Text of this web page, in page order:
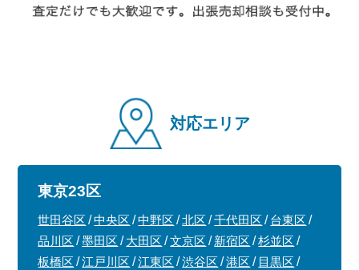
対応エリア
東京23区
世田谷区 中央区 中野区 北区 千代田区
台東区
品川区
墨田区 大田区 文京区 新宿区
杉並区
板橋区
江戸川区 江東区 渋谷区 港区
目黒区